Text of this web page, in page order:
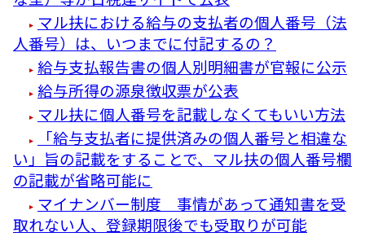
マル扶における給与の支払者の個人番号（法
人番号）は、いつまでに付記するの？
給与支払報告書の個人別明細書が官報に公示
給与所得の源泉徴収票が公表
マル扶に個人番号を記載しなくてもいい方法
「給与支払者に提供済みの個人番号と相違な
い」旨の記載をすることで、マル扶の個人番号欄
の記載が省略可能に
マイナンバー制度 事情があって通知書を受
取れない人、登録期限後でも受取りが可能